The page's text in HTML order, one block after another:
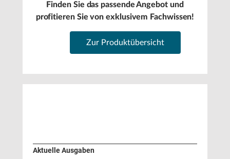
Finden Sie das passende Angebot und
profitieren Sie von exklusivem Fachwissen!
Zur Produktübersicht
Aktuelle Ausgaben